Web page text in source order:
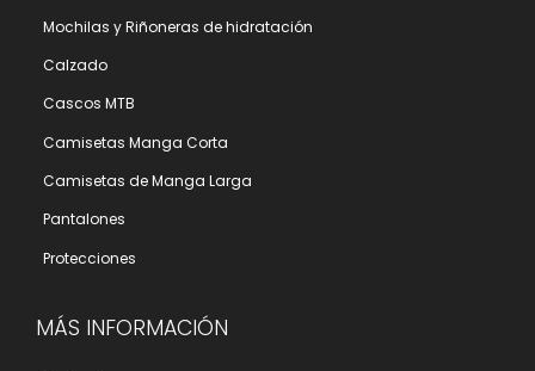
Mochilas y Riñoneras de hidratación
Calzado
Cascos MTB
Camisetas Manga Corta
Camisetas de Manga Larga
Pantalones
Protecciones
MÁS INFORMACIÓN